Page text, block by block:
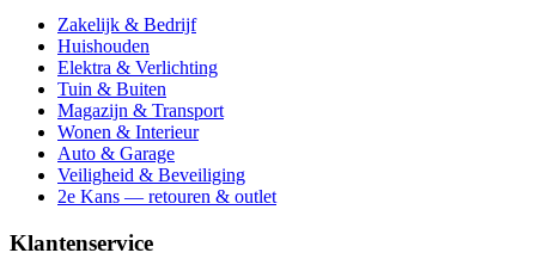
Zakelijk & Bedrijf
Huishouden
Elektra & Verlichting
Tuin & Buiten
Magazijn & Transport
Wonen & Interieur
Auto & Garage
Veiligheid & Beveiliging
2e Kans — retouren & outlet
Klantenservice